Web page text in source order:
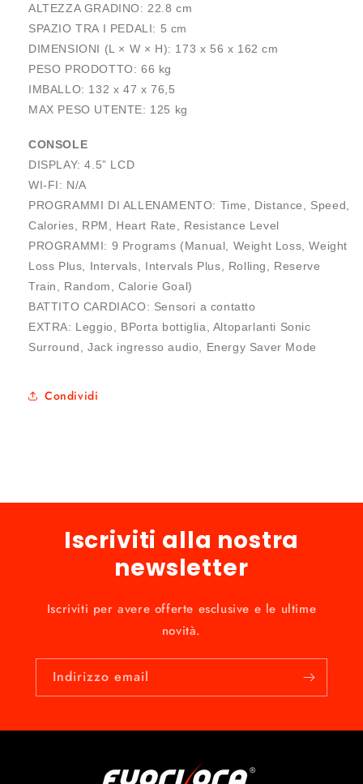
ALTEZZA GRADINO: 22.8 cm
SPAZIO TRA I PEDALI: 5 cm
DIMENSIONI (L × W × H): 173 x 56 x 162 cm
PESO PRODOTTO: 66 kg
IMBALLO: 132 x 47 x 76,5
MAX PESO UTENTE: 125 kg
CONSOLE
DISPLAY: 4.5” LCD
WI-FI: N/A
PROGRAMMI DI ALLENAMENTO: Time, Distance, Speed,
Calories, RPM, Heart Rate, Resistance Level
PROGRAMMI: 9 Programs (Manual, Weight Loss, Weight
Loss Plus, Intervals, Intervals Plus, Rolling, Reserve
Train, Random, Calorie Goal)
BATTITO CARDIACO: Sensori a contatto
EXTRA: Leggio, BPorta bottiglia, Altoparlanti Sonic
Surround, Jack ingresso audio, Energy Saver Mode
Condividi
Iscriviti alla nostra
newsletter
Iscriviti per avere offerte esclusive e le ultime
novità.
Indirizzo email